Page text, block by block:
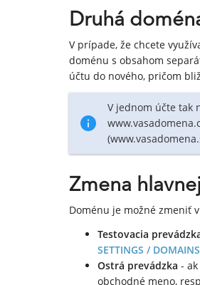
Druhá
V prípade, že chcete
doménu s obsahom
účtu do nového, pričom
V jednom účte tak
Zmena
Doménu je možné zmeniť
Testovacia
SETTINGS / DOMAINS
Ostrá prevádzka -
obchodné meno,